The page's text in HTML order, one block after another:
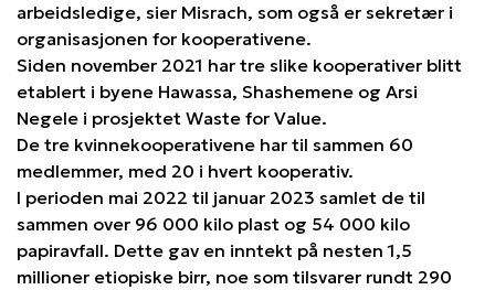
arbeidsledige, sier Misrach, som også er sekretær i
organisasjonen for kooperativene.
Siden november 2021 har tre slike kooperativer blitt
etablert i byene Hawassa, Shashemene og Arsi
Negele i prosjektet Waste for Value.
De tre kvinnekooperativene har til sammen 60
medlemmer, med 20 i hvert kooperativ.
I perioden mai 2022 til januar 2023 samlet de til
sammen over 96 000 kilo plast og 54 000 kilo
papiravfall. Dette gav en inntekt på nesten 1,5
millioner etiopiske birr, noe som tilsvarer rundt 290